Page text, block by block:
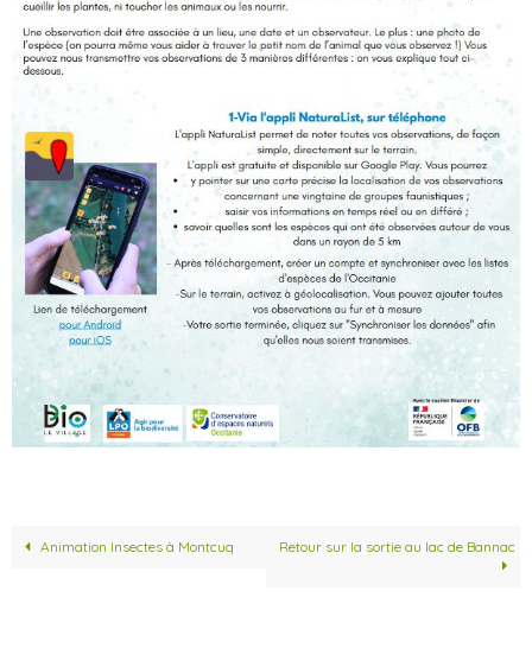
Animation Insectes à Montcuq Retour sur la sortie au lac de Bannac